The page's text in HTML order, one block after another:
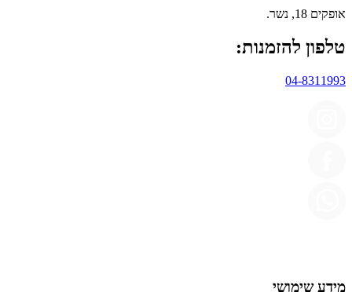
אופקים 18, נשר.
טלפון להזמנות:
04-8311993
מידע שימושי